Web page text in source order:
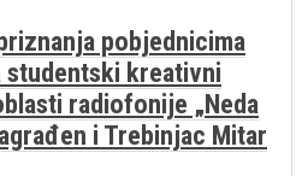
pobjednicima
studentski kreativni
radiofonije „Neda
i Trebinjac Mitar